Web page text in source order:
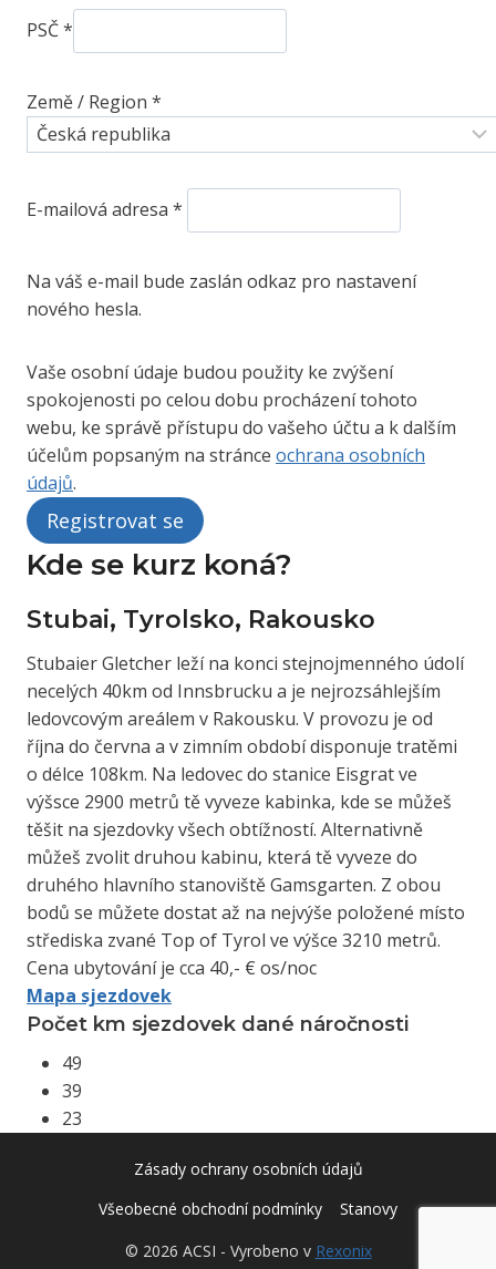
PSČ*
Země / Region *
E-mailová adresa *
o
i
é
Na váš e-mail bude zaslán odkaz pro nastavení
nového hesla.
Vaše osobní údaje budou použity ke zvýšení
spokojenosti po celou dobu procházení tohoto
webu, ke správě přístupu do vašeho účtu a k dalším
účelům popsaným na stránce ochrana osobních
údajů.
Registrovat se
Kde se kurz koná?
Stubai, Tyrolsko, Rakousko
Stubaier Gletcher leží na konci stejnojmenného údolí
necelých 40km od Innsbrucku a je nejrozsáhlejším
ledovcovým areálem v Rakousku. V provozu je od
října do června a v zimním období disponuje tratěmi
o délce 108km. Na ledovec do stanice Eisgrat ve
výšsce 2900 metrů tě vyveze kabinka, kde se můžeš
těšit na sjezdovky všech obtížností. Alternativně
můžeš zvolit druhou kabinu, která tě vyveze do
druhého hlavního stanoviště Gamsgarten. Z obou
bodů se můžete dostat až na nejvýše položené místo
střediska zvané Top of Tyrol ve výšce 3210 metrů.
Cena ubytování je cca 40,- € os/noc
Mapa sjezdovek
Počet km sjezdovek dané náročnosti
49
39
23
Zásady ochrany osobních údajů
Všeobecné obchodní podmínky
Stanovy
© 2026 ACSI - Vyrobeno v Rexonix